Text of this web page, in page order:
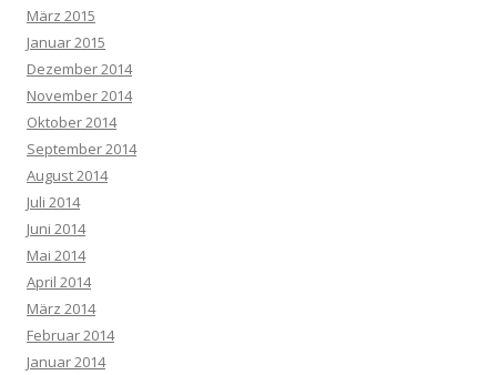
März 2015
Januar 2015
Dezember 2014
November 2014
Oktober 2014
September 2014
August 2014
Juli 2014
Juni 2014
Mai 2014
April 2014
März 2014
Februar 2014
Januar 2014